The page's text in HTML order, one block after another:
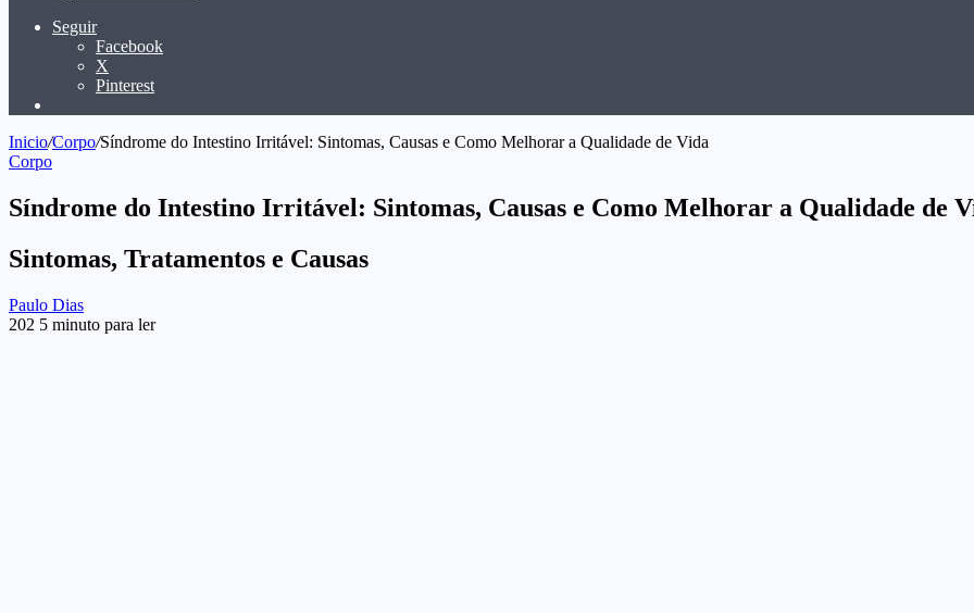
Seguir
Facebook
X
Pinterest
Inicio/Corpo/Síndrome do Intestino Irritável: Sintomas, Causas e Como Melhorar a Qualidade de Vida
Corpo
Síndrome do Intestino Irritável: Sintomas, Causas e Como Melhorar a Qualidade de
Sintomas, Tratamentos e Causas
Paulo DiasSend
an
202 5 minuto para ler